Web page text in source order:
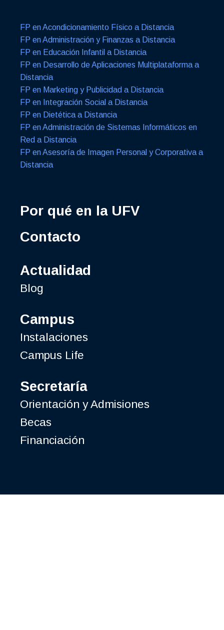
FP en Acondicionamiento Físico a Distancia
FP en Administración y Finanzas a Distancia
FP en Educación Infantil a Distancia
FP en Desarrollo de Aplicaciones Multiplataforma a
Distancia
FP en Marketing y Publicidad a Distancia
FP en Integración Social a Distancia
FP en Dietética a Distancia
FP en Administración de Sistemas Informáticos en
Red a Distancia
FP en Asesoría de Imagen Personal y Corporativa a
Distancia
Por qué en la UFV
Contacto
Actualidad
Blog
Campus
Instalaciones
Campus Life
Secretaría
Orientación y Admisiones
Becas
Financiación